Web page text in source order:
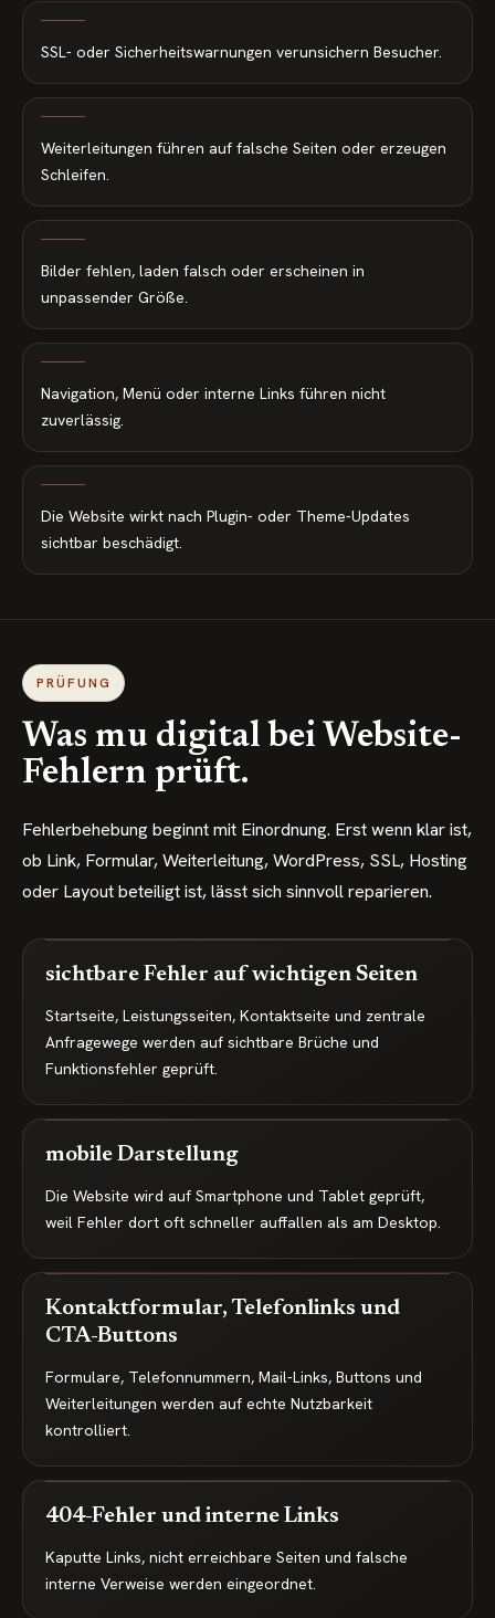
SSL- oder Sicherheitswarnungen verunsichern Besucher.
Weiterleitungen führen auf falsche Seiten oder erzeugen
Schleifen.
Bilder fehlen, laden falsch oder erscheinen in
unpassender Größe.
Navigation, Menü oder interne Links führen nicht
zuverlässig.
Die Website wirkt nach Plugin- oder Theme-Updates
sichtbar beschädigt.
PRÜFUNG
Was mu digital bei Website-
Fehlern prüft.
Fehlerbehebung beginnt mit Einordnung. Erst wenn klar ist,
ob Link, Formular, Weiterleitung, WordPress, SSL, Hosting
oder Layout beteiligt ist, lässt sich sinnvoll reparieren.
sichtbare Fehler auf wichtigen Seiten
Startseite, Leistungsseiten, Kontaktseite und zentrale
Anfragewege werden auf sichtbare Brüche und
Funktionsfehler geprüft.
mobile Darstellung
Die Website wird auf Smartphone und Tablet geprüft,
weil Fehler dort oft schneller auffallen als am Desktop.
Kontaktformular, Telefonlinks und
CTA-Buttons
Formulare, Telefonnummern, Mail-Links, Buttons und
Weiterleitungen werden auf echte Nutzbarkeit
kontrolliert.
404-Fehler und interne Links
Kaputte Links, nicht erreichbare Seiten und falsche
interne Verweise werden eingeordnet.